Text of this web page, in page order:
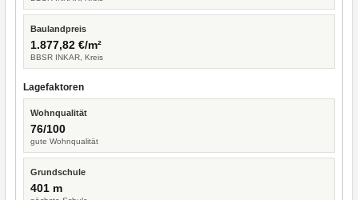
Baulandpreis
1.877,82 €/m²
BBSR INKAR, Kreis
Lagefaktoren
Wohnqualität
76/100
gute Wohnqualität
Grundschule
401 m